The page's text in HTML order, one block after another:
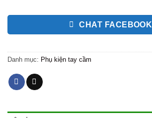
CHAT FACEBOOK
Danh mục: Phụ kiện tay cầm